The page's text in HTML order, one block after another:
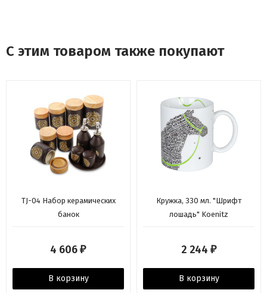
С этим товаром также покупают
TJ-04 Набор керамических
банок
4 606 ₽
В корзину
Кружка, 330 мл. "Шрифт
лошадь" Koenitz
2 244 ₽
В корзину